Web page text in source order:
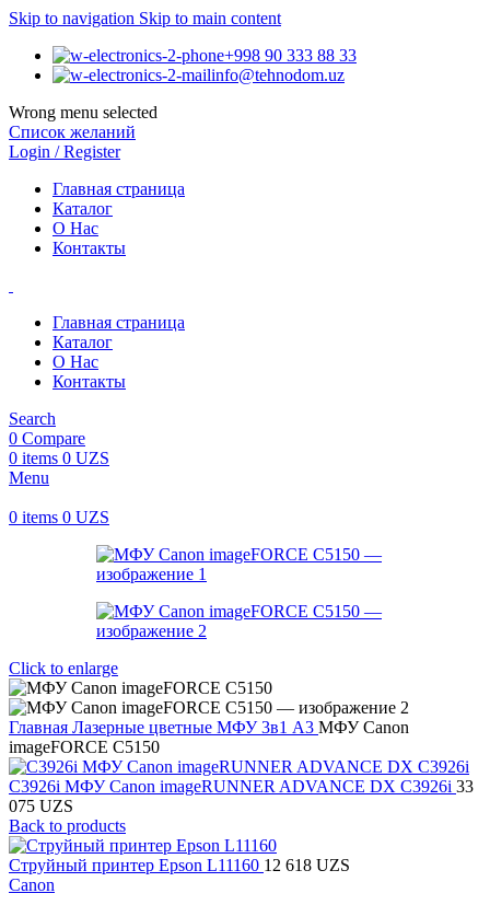
Skip to navigation Skip to main content
+998 90 333 88 33
info@tehnodom.uz
Wrong menu selected
Список желаний
Login / Register
Главная страница
Каталог
О Нас
Контакты
Главная страница
Каталог
О Нас
Контакты
Search
0 Compare
0 items 0 UZS
Menu
0 items 0 UZS
Click to enlarge
Главная Лазерные цветные МФУ 3в1 А3 МФУ Canon
imageFORCE C5150
C3926i МФУ Canon imageRUNNER ADVANCE DX C3926i 33
075 UZS
Back to products
Струйный принтер Epson L11160 12 618 UZS
Canon